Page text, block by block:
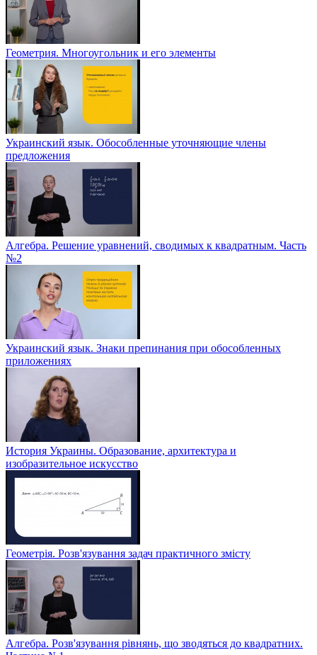
Геометрия. Многоугольник и его элементы
Украинский язык. Обособленные уточняющие члены
предложения
Алгебра. Решение уравнений, сводимых к квадратным. Часть
№2
Украинский язык. Знаки препинания при обособленных
приложениях
История Украины. Образование, архитектура и
изобразительное искусство
Геометрія. Розв'язування задач практичного змісту
Алгебра. Розв'язування рівнянь, що зводяться до квадратних.